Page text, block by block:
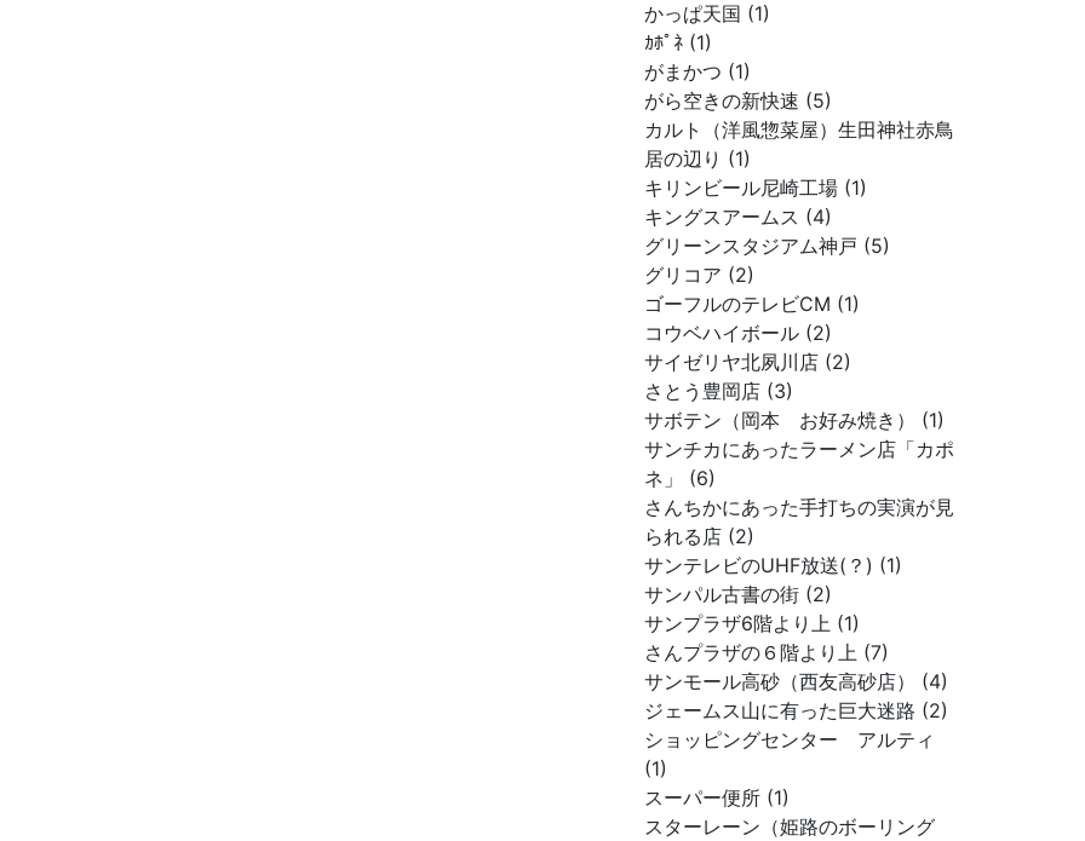
かっぱ天国 (1)
ｶﾎﾟﾈ (1)
がまかつ (1)
がら空きの新快速 (5)
カルト（洋風惣菜屋）生田神社赤鳥
居の辺り (1)
キリンビール尼崎工場 (1)
キングスアームス (4)
グリーンスタジアム神戸 (5)
グリコア (2)
ゴーフルのテレビCM (1)
コウベハイボール (2)
サイゼリヤ北夙川店 (2)
さとう豊岡店 (3)
サボテン（岡本 お好み焼き） (1)
サンチカにあったラーメン店「カポ
ネ」 (6)
さんちかにあった手打ちの実演が見
られる店 (2)
サンテレビのUHF放送(？) (1)
サンパル古書の街 (2)
サンプラザ6階より上 (1)
さんプラザの６階より上 (7)
サンモール高砂（西友高砂店） (4)
ジェームス山に有った巨大迷路 (2)
ショッピングセンター アルティ
(1)
スーパー便所 (1)
スターレーン（姫路のボーリング